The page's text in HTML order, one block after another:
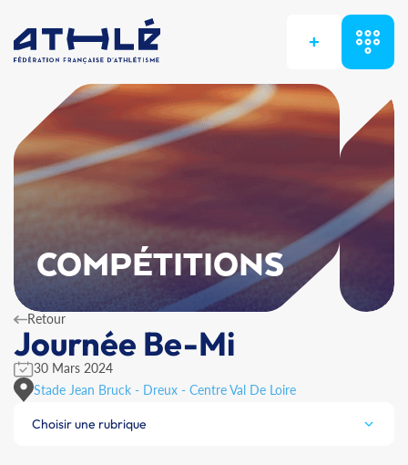
+
COMPÉTITIONS
Retour
Journée Be-Mi
30 Mars 2024
Stade Jean Bruck - Dreux - Centre Val De Loire
Choisir une rubrique